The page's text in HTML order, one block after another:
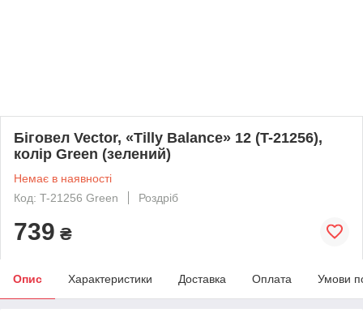
Біговел Vector, «Tilly Balance» 12 (T-21256),
колір Green (зелений)
Немає в наявності
Код: T-21256 Green
Роздріб
739 ₴
Опис Характеристики Доставка Оплата Умови